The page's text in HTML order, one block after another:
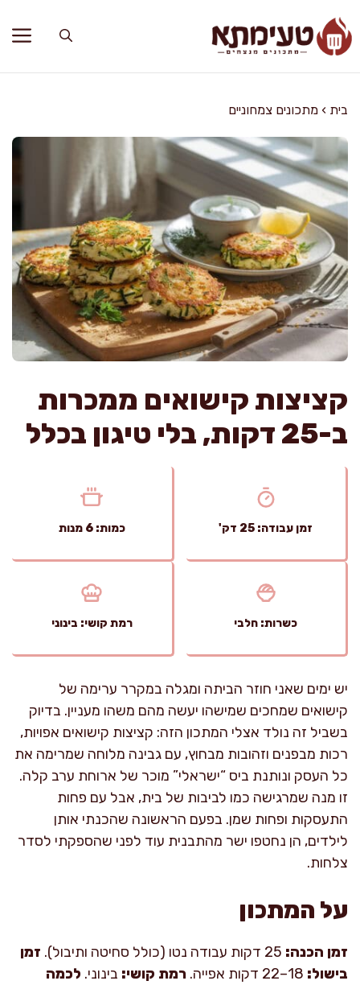
לתוכן
בית › מתכונים צמחוניים
קציצות קישואים ממכרות
ב-25 דקות, בלי טיגון בכלל
זמן עבודה: 25 דק' כמות: 6 מנות
כשרות: חלבי רמת קושי: בינוני
יש ימים שאני חוזר הביתה ומגלה במקרר ערימה של
קישואים שמחכים שמישהו יעשה מהם משהו מעניין. בדיוק
בשביל זה נולד אצלי המתכון הזה: קציצות קישואים אפויות,
רכות מבפנים וזהובות מבחוץ, עם גבינה מלוחה שמרימה את
כל העסק ונותנת ביס “ישראלי” מוכר של ארוחת ערב קלה.
זו מנה שמרגישה כמו לביבות של בית, אבל עם פחות
התעסקות ופחות שמן. בפעם הראשונה שהכנתי אותן
לילדים, הן נחטפו ישר מהתבנית עוד לפני שהספקתי לסדר
צלחות.
על המתכון
זמן הכנה:
זמן
בישול:
רמת קושי: בינוני. לכמה